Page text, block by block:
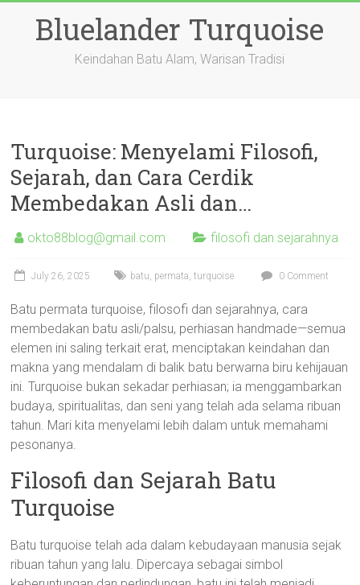
contentBluelander Turquoise
Keindahan Batu Alam, Warisan Tradisi
Turquoise: Menyelami Filosofi,
Sejarah, dan Cara Cerdik
Membedakan Asli dan…
okto88blog@gmail.com filosofi dan sejarahnya
July 26, 2025 batu, permata,turquoise 0 Comment
Batu permata turquoise, filosofi dan sejarahnya, cara
membedakan batu asli/palsu, perhiasan handmade—semua
elemen ini saling terkait erat, menciptakan keindahan dan
makna yang mendalam di balik batu berwarna biru kehijauan
ini. Turquoise bukan sekadar perhiasan; ia menggambarkan
budaya, spiritualitas, dan seni yang telah ada selama ribuan
tahun. Mari kita menyelami lebih dalam untuk memahami
pesonanya.
Filosofi dan Sejarah Batu
Turquoise
Batu turquoise telah ada dalam kebudayaan manusia sejak
ribuan tahun yang lalu. Dipercaya sebagai simbol